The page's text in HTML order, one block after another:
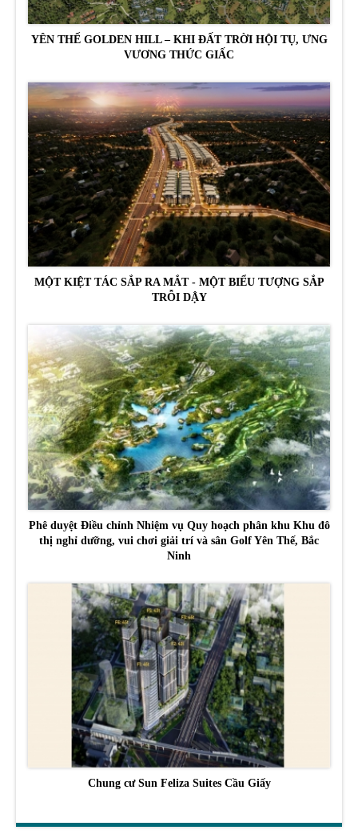
YÊN THẾ GOLDEN HILL – KHI ĐẤT TRỜI HỘI TỤ, ƯNG
VƯƠNG THỨC GIẤC
MỘT KIỆT TÁC SẮP RA MẮT - MỘT BIỂU TƯỢNG SẮP
TRỖI DẬY
Phê duyệt Điều chỉnh Nhiệm vụ Quy hoạch phân khu Khu đô
thị nghỉ dưỡng, vui chơi giải trí và sân Golf Yên Thế, Bắc
Ninh
Chung cư Sun Feliza Suites Cầu Giấy